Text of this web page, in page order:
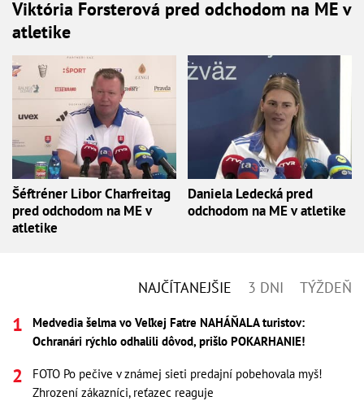
Viktória Forsterová pred odchodom na ME v
atletike
Šéftréner Libor Charfreitag
pred odchodom na ME v
atletike
Daniela Ledecká pred
odchodom na ME v atletike
NAJČÍTANEJŠIE 3 DNI TÝŽDEŇ
Medvedia šelma vo Veľkej Fatre NAHÁŇALA turistov:
Ochranári rýchlo odhalili dôvod, prišlo POKARHANIE!
FOTO Po pečive v známej sieti predajní pobehovala myš!
Zhrození zákazníci, reťazec reaguje